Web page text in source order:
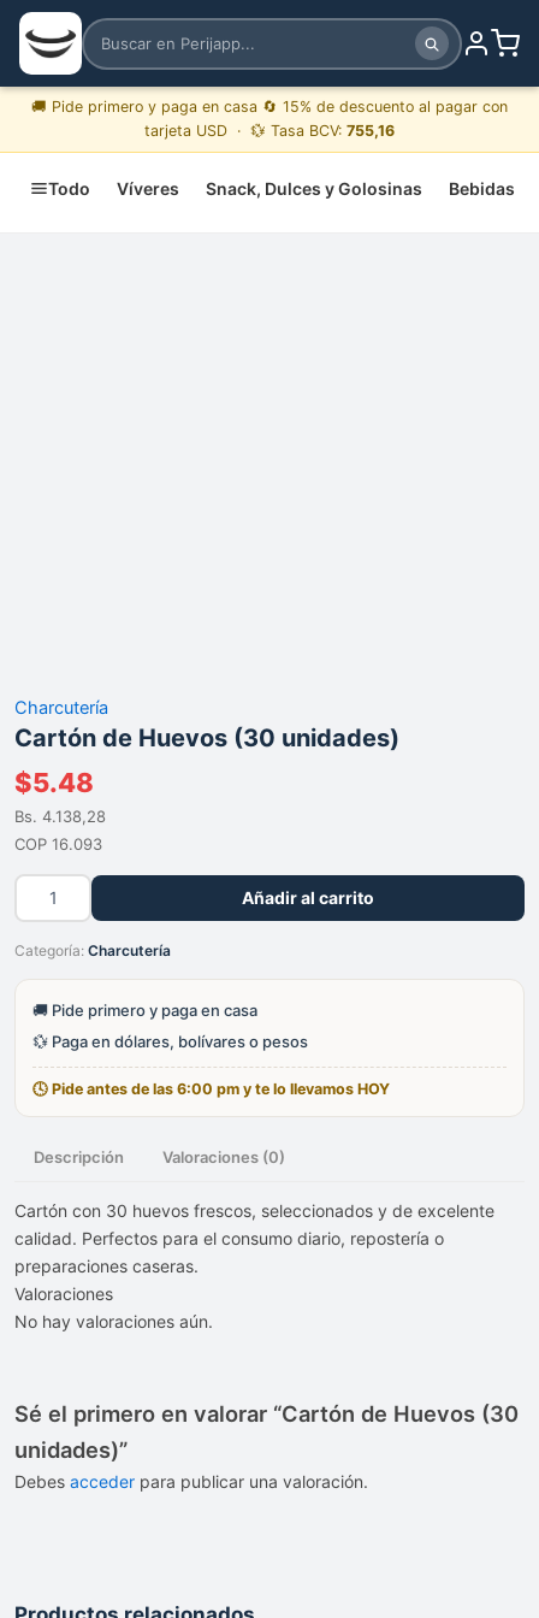
🚚 Pide primero y paga en casa 🔄 15% de descuento al pagar con
tarjeta USD · 💱 Tasa BCV: 755,16
Todo Víveres Snack, Dulces y Golosinas Bebidas
Charcutería
Cartón de Huevos (30 unidades)
$5.48
Bs. 4.138,28
COP 16.093
Cartón
(30
unidades)
cantidad
Añadir al carrito
Categoría: Charcutería
🚚 Pide primero y paga en casa
💱 Paga en dólares, bolívares o pesos
🕓 Pide antes de las 6:00 pm y te lo llevamos HOY
Descripción Valoraciones (0)
Cartón con 30 huevos frescos, seleccionados y de excelente
calidad. Perfectos para el consumo diario, repostería o
preparaciones caseras.
Valoraciones
No hay valoraciones aún.
Sé el primero en valorar “Cartón de Huevos (30
unidades)”
Debes acceder para publicar una valoración.